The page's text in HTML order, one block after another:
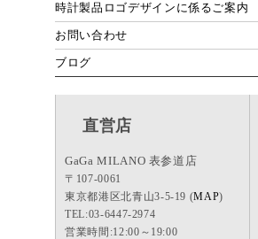
時計製品ロゴデザインに係るご案内
お問い合わせ
ブログ
直営店
GaGa MILANO 表参道店
〒107-0061
東京都港区北青山3-5-19 (MAP)
TEL:03-6447-2974
営業時間:12:00～19:00